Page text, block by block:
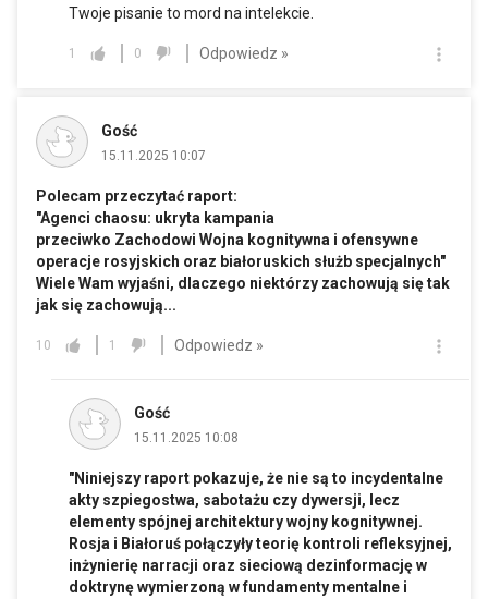
Twoje pisanie to mord na intelekcie.
1 0 Odpowiedz »
Gość
15.11.2025 10:07
Polecam przeczytać raport:
"Agenci chaosu: ukryta kampania
przeciwko Zachodowi Wojna kognitywna i ofensywne
operacje rosyjskich oraz białoruskich służb specjalnych"
Wiele Wam wyjaśni, dlaczego niektórzy zachowują się tak
jak się zachowują...
10 1 Odpowiedz »
Gość
15.11.2025 10:08
"Niniejszy raport pokazuje, że nie są to incydentalne
akty szpiegostwa, sabotażu czy dywersji, lecz
elementy spójnej architektury wojny kognitywnej.
Rosja i Białoruś połączyły teorię kontroli refleksyjnej,
inżynierię narracji oraz sieciową dezinformację w
doktrynę wymierzoną w fundamenty mentalne i